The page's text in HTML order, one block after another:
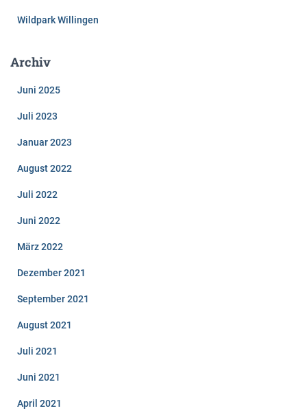
Wildpark Willingen
Archiv
Juni 2025
Juli 2023
Januar 2023
August 2022
Juli 2022
Juni 2022
März 2022
Dezember 2021
September 2021
August 2021
Juli 2021
Juni 2021
April 2021